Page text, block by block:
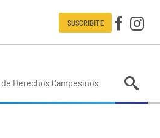
SUSCRIBITE
Derechos Campesinos